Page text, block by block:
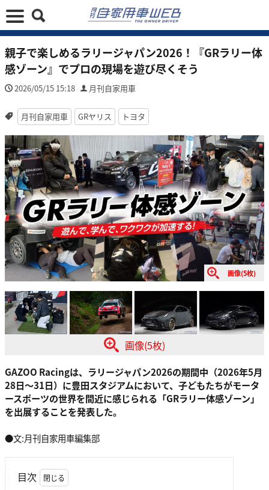
親子で楽しめるラリージャパン2026！『GRラリー体
感ゾーン』でプロの現場を遊び尽くそう
2026/05/15 15:18 月刊自家用車
月刊自家用車 GRヤリス トヨタ
画像(5枚)
画像(5枚)
GAZOO Racingは、ラリージャパン2026の期間中（2026年5月
28日～31日）に豊田スタジアムにおいて、子どもたちがモータ
ースポーツの世界を間近に感じられる「GRラリー体感ゾーン」
を出展することを発表した。
●文:月刊自家用車編集部
目次